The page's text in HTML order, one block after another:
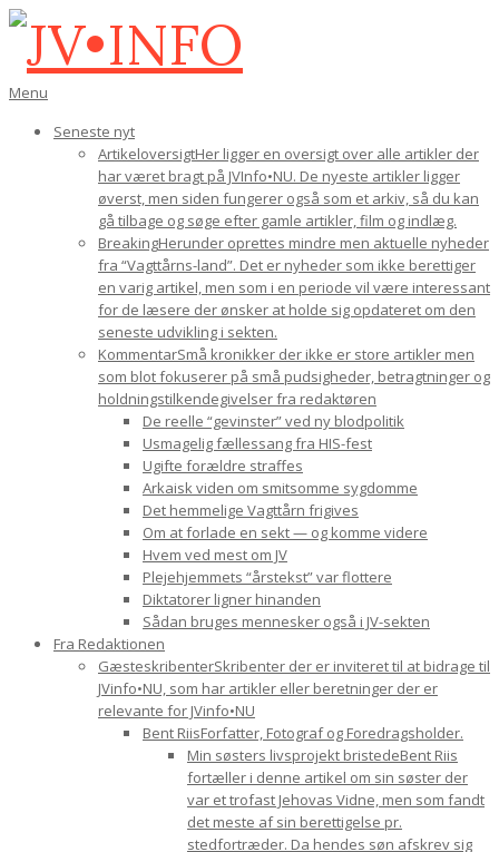
Gå
indhold
JV•INFO
Den
navigations-
Menu
Seneste nyt
ArtikeloversigtHer ligger en oversigt over alle artikler der
har været bragt på JVInfo•NU. De nyeste artikler ligger
øverst, men siden fungerer også som et arkiv, så du kan
gå tilbage og søge efter gamle artikler, film og indlæg.
BreakingHerunder oprettes mindre men aktuelle nyheder
fra “Vagttårns-land”. Det er nyheder som ikke berettiger
en varig artikel, men som i en periode vil være interessant
for de læsere der ønsker at holde sig opdateret om den
seneste udvikling i sekten.
KommentarSmå kronikker der ikke er store artikler men
som blot fokuserer på små pudsigheder, betragtninger og
holdningstilkendegivelser fra redaktøren
De reelle “gevinster” ved ny blodpolitik
Usmagelig fællessang fra HIS-fest
Ugifte forældre straffes
Arkaisk viden om smitsomme sygdomme
Det hemmelige Vagttårn frigives
Om at forlade en sekt — og komme videre
Hvem ved mest om JV
Plejehjemmets “årstekst” var flottere
Diktatorer ligner hinanden
Sådan bruges mennesker også i JV-sekten
Fra Redaktionen
GæsteskribenterSkribenter der er inviteret til at bidrage til
JVinfo•NU, som har artikler eller beretninger der er
relevante for JVinfo•NU
Bent RiisForfatter, Fotograf og Foredragsholder.
Min søsters livsprojekt bristedeBent Riis
fortæller i denne artikel om sin søster der
var et trofast Jehovas Vidne, men som fandt
det meste af sin berettigelse pr.
stedfortræder. Da hendes søn afskrev sig